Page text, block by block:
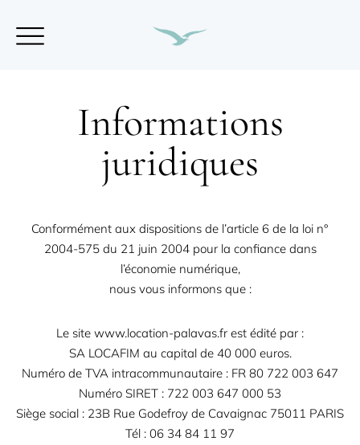
Informations
juridiques
Conformément aux dispositions de l’article 6 de la loi n°
2004-575 du 21 juin 2004 pour la confiance dans
l’économie numérique,
nous vous informons que :
Le site www.location-palavas.fr est édité par :
SA LOCAFIM au capital de 40 000 euros.
Numéro de TVA intracommunautaire : FR 80 722 003 647
Numéro SIRET : 722 003 647 000 53
Siège social : 23B Rue Godefroy de Cavaignac 75011 PARIS
Tél : 06 34 84 11 97